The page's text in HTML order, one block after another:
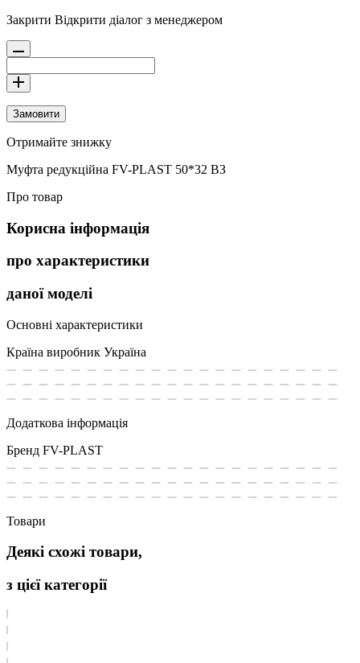
Закрити Відкрити діалог з менеджером
Замовити
Отримайте знижку
Муфта редукційна FV-PLAST 50*32 ВЗ
Про товар
Корисна інформація
про характеристики
даної моделі
Основні характеристики
Країна виробник Україна
Додаткова інформація
Бренд FV-PLAST
Товари
Деякі схожі товари,
з цієї категорії